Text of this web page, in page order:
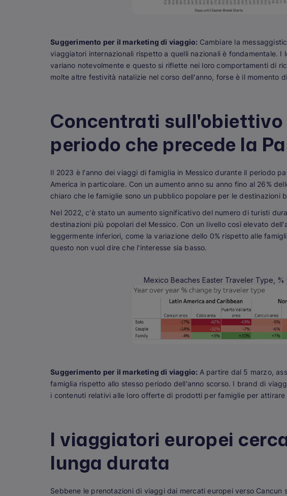
Suggerimento per il marketing di viaggio: Cambiare la
viaggiatori internazionali rispetto a quelli nazionali è fondamentale. I
variano notevolmente e questo si riflette nei loro comportamenti di
molte altre festività natalizie nel corso dell'anno, forse è il momento di
Concentrati sull'obiettivo
periodo che precede la
Il 2023 è l'anno dei viaggi di famiglia in Messico durante il periodo
America in particolare. Con un aumento anno su anno fino al 26%
chiaro che le famiglie sono un pubblico popolare per le destinazioni
Nel 2022, c'è stato un aumento significativo del numero di turisti
destinazioni più popolari del Messico. Con un livello così elevato
leggermente inferiori, come la variazione dello 0% rispetto alle
questo non vuol dire che l'interesse sia basso.
Mexico Beaches Easter Traveler Type,
Suggerimento per il marketing di viaggio: A partire dal 5 marzo,
famiglia rispetto allo stesso periodo dell'anno scorso. I brand di
i contenuti relativi alle loro offerte di prodotti per famiglie per
I viaggiatori europei
lunga durata
Sebbene le prenotazioni di viaggi dai mercati europei verso